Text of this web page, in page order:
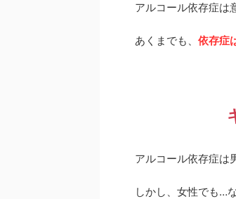
アルコール依存症は
あくまでも、 依存症
アルコール依存症は
しかし、女性でも…